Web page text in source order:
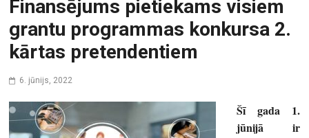
Finansējums pietiekams visiem
grantu programmas konkursa 2.
kārtas pretendentiem
6. jūnijs, 2022
Šī gada 1.
jūnijā ir